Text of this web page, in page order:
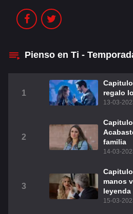
Christian Chavéz
Dulce María
RBD
Alfonso Herrera
Dulce María
LEGENDADO
Pienso en Ti -
1
regalo
13-03-
2
familia
14-03-
3
manos
leyenda
15-03-